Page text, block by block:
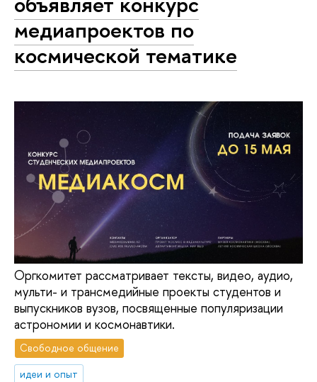
медиапроектов по
космической тематике
Оргкомитет рассматривает тексты, видео, аудио,
мульти- и трансмедийные проекты студентов и
выпускников вузов, посвященные популяризации
астрономии и космонавтики.
Свободное общение
идеи и опыт